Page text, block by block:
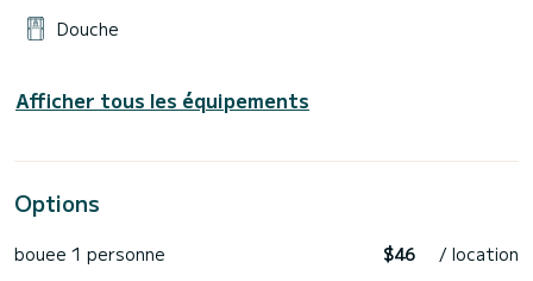
Douche
Afficher tous les équipements
Options
bouee 1 personne $46 / location